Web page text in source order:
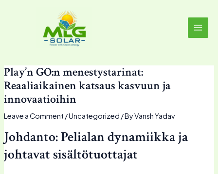
Play’n GO:n menestystarinat:
Reaaliaikainen katsaus kasvuun ja
innovaatioihin
Leave a Comment /Uncategorized / ByVansh Yadav
Johdanto: Pelialan dynamiikka ja
johtavat sisältötuottajat